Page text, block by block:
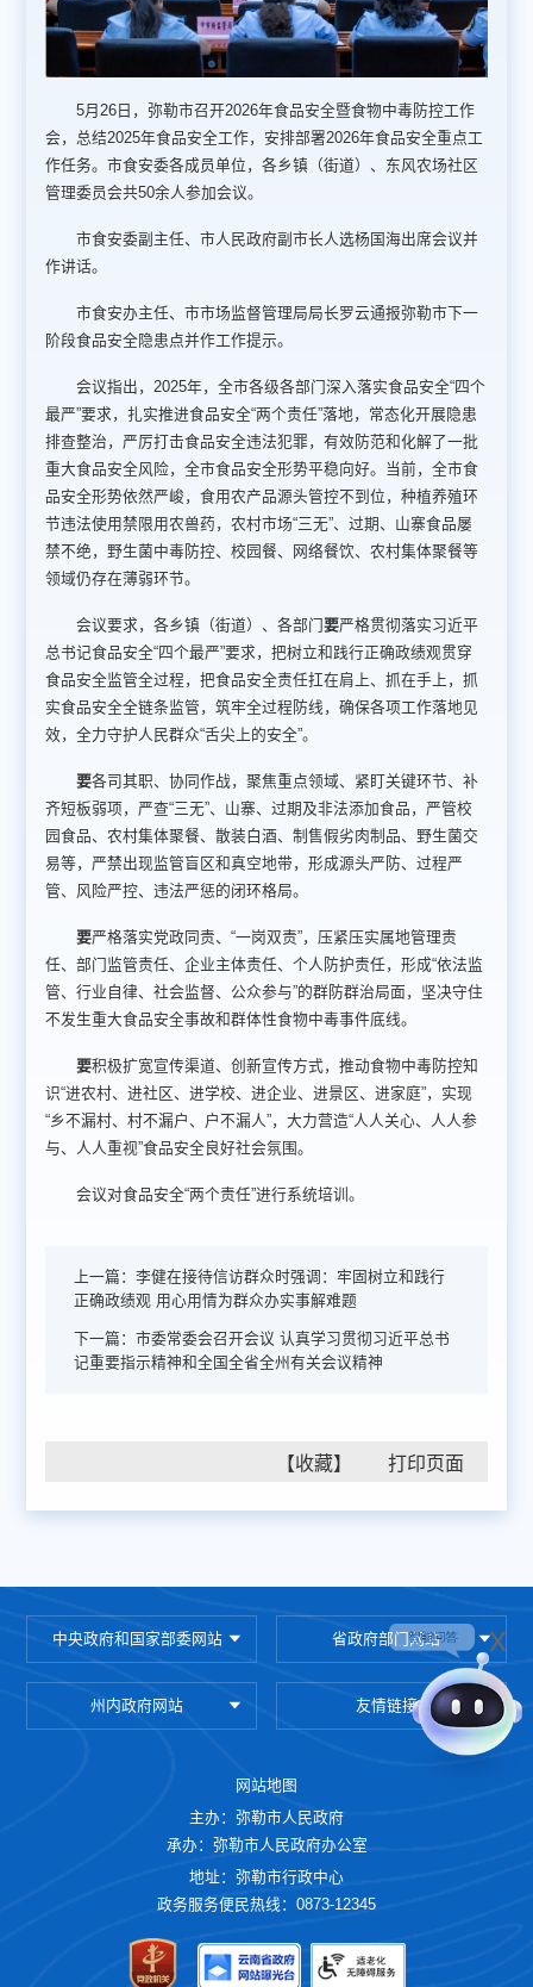
5月26日，弥勒市召开2026年食品安全暨食物中毒防控工作
会，总结2025年食品安全工作，安排部署2026年食品安全重点工
作任务。市食安委各成员单位，各乡镇（街道）、东风农场社区
管理委员会共50余人参加会议。
市食安委副主任、市人民政府副市长人选杨国海出席会议并
作讲话。
市食安办主任、市市场监督管理局局长罗云通报弥勒市下一
阶段食品安全隐患点并作工作提示。
会议指出，2025年，全市各级各部门深入落实食品安全“四个
最严”要求，扎实推进食品安全“两个责任”落地，常态化开展隐患
排查整治，严厉打击食品安全违法犯罪，有效防范和化解了一批
重大食品安全风险，全市食品安全形势平稳向好。当前，全市食
品安全形势依然严峻，食用农产品源头管控不到位，种植养殖环
节违法使用禁限用农兽药，农村市场“三无”、过期、山寨食品屡
禁不绝，野生菌中毒防控、校园餐、网络餐饮、农村集体聚餐等
领域仍存在薄弱环节。
会议要求，各乡镇（街道）、各部门要严格贯彻落实习近平
总书记食品安全“四个最严”要求，把树立和践行正确政绩观贯穿
食品安全监管全过程，把食品安全责任扛在肩上、抓在手上，抓
实食品安全全链条监管，筑牢全过程防线，确保各项工作落地见
效，全力守护人民群众“舌尖上的安全”。
要各司其职、协同作战，聚焦重点领域、紧盯关键环节、补
齐短板弱项，严查“三无”、山寨、过期及非法添加食品，严管校
园食品、农村集体聚餐、散装白酒、制售假劣肉制品、野生菌交
易等，严禁出现监管盲区和真空地带，形成源头严防、过程严
管、风险严控、违法严惩的闭环格局。
要严格落实党政同责、“一岗双责”，压紧压实属地管理责
任、部门监管责任、企业主体责任、个人防护责任，形成“依法监
管、行业自律、社会监督、公众参与”的群防群治局面，坚决守住
不发生重大食品安全事故和群体性食物中毒事件底线。
要积极扩宽宣传渠道、创新宣传方式，推动食物中毒防控知
识“进农村、进社区、进学校、进企业、进景区、进家庭”，实现
“乡不漏村、村不漏户、户不漏人”，大力营造“人人关心、人人参
与、人人重视”食品安全良好社会氛围。
会议对食品安全“两个责任”进行系统培训。
上一篇：李健在接待信访群众时强调：牢固树立和践行
正确政绩观 用心用情为群众办实事解难题
下一篇：市委常委会召开会议 认真学习贯彻习近平总书
记重要指示精神和全国全省全州有关会议精神
【收藏】
中央政府和国家部委网站 省政府部门网站
州内政府网站 友情链接
网站地图
主办：弥勒市人民政府
承办：弥勒市人民政府办公室
地址：弥勒市行政中心
政务服务便民热线：0873-12345
x